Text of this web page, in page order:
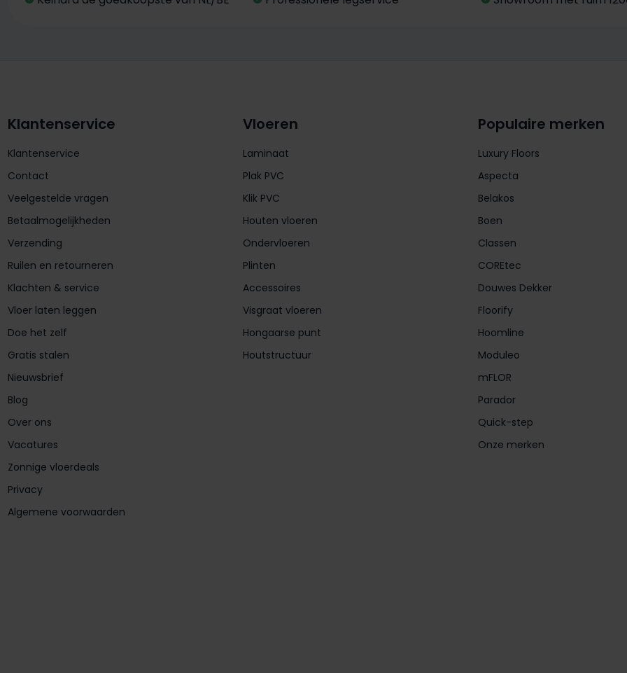
Klantenservice
Klantenservice
Contact
Veelgestelde vragen
Betaalmogelijkheden
Verzending
Ruilen en retourneren
Klachten & service
Vloer laten leggen
Doe het zelf
Gratis stalen
Nieuwsbrief
Blog
Over ons
Vacatures
Zonnige vloerdeals
Privacy
Algemene voorwaarden
Vloeren
Laminaat
Plak PVC
Klik PVC
Houten vloeren
Ondervloeren
Plinten
Accessoires
Visgraat vloeren
Hongaarse punt
Houtstructuur
Populaire merken
Luxury Floors
Aspecta
Belakos
Boen
Classen
COREtec
Douwes Dekker
Floorify
Hoomline
Moduleo
mFLOR
Parador
Quick-step
Onze merken